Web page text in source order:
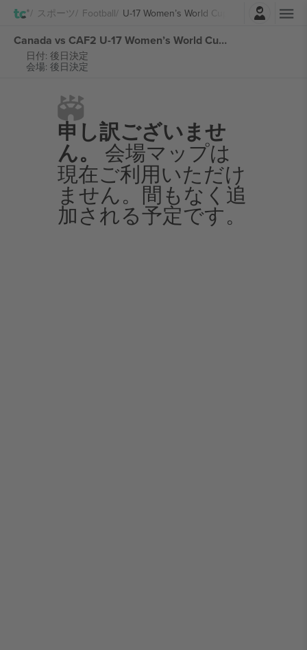
スポーツ Football U-17 Women’s World Cup Morocco
ログイン
Canada vs CAF2 U-17 Women’s World Cup Morocco チケット
日付: 後日決定
会場: 後日決定
申し訳ございませ
ん。 会場マップは
現在ご利用いただけ
ません。間もなく追
加される予定です。